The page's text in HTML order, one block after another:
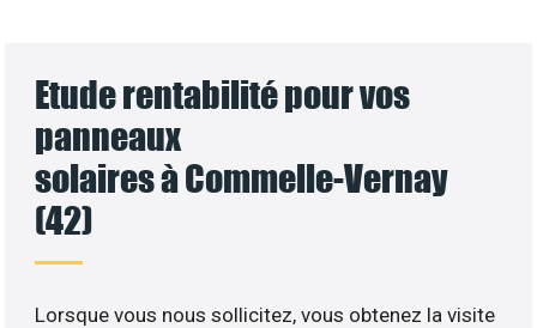
Etude rentabilité pour vos
panneaux
solaires à Commelle-Vernay
(42)
Lorsque vous nous sollicitez, vous obtenez la visite